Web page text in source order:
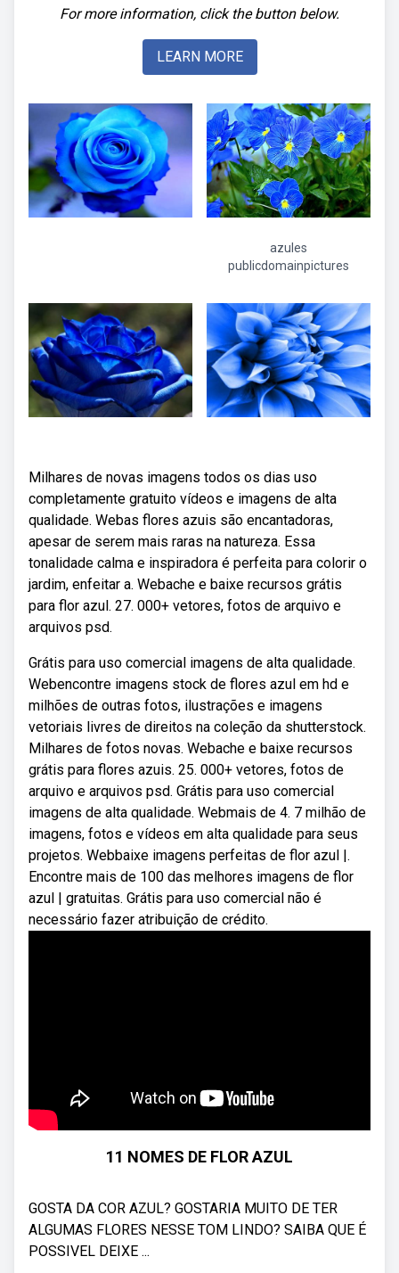
For more information, click the button below.
LEARN MORE
azules
publicdomainpictures
Milhares de novas imagens todos os dias uso
completamente gratuito vídeos e imagens de alta
qualidade. Webas flores azuis são encantadoras,
apesar de serem mais raras na natureza. Essa
tonalidade calma e inspiradora é perfeita para colorir o
jardim, enfeitar a. Webache e baixe recursos grátis
para flor azul. 27. 000+ vetores, fotos de arquivo e
arquivos psd.
Grátis para uso comercial imagens de alta qualidade.
Webencontre imagens stock de flores azul em hd e
milhões de outras fotos, ilustrações e imagens
vetoriais livres de direitos na coleção da shutterstock.
Milhares de fotos novas. Webache e baixe recursos
grátis para flores azuis. 25. 000+ vetores, fotos de
arquivo e arquivos psd. Grátis para uso comercial
imagens de alta qualidade. Webmais de 4. 7 milhão de
imagens, fotos e vídeos em alta qualidade para seus
projetos. Webbaixe imagens perfeitas de flor azul |.
Encontre mais de 100 das melhores imagens de flor
azul | gratuitas. Grátis para uso comercial não é
necessário fazer atribuição de crédito.
11 NOMES DE FLOR AZUL
GOSTA DA COR AZUL? GOSTARIA MUITO DE TER
ALGUMAS FLORES NESSE TOM LINDO? SAIBA QUE É
POSSIVEL DEIXE ...